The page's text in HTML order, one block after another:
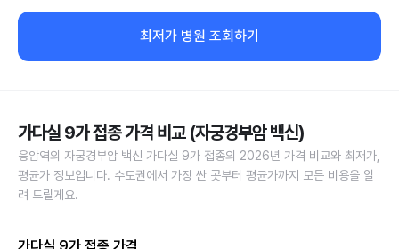
최저가 병원 조회하기
가다실 9가 접종 가격 비교 (자궁경부암 백신)
응암역의 자궁경부암 백신 가다실 9가 접종의 2026년 가격 비교와 최저가,
평균가 정보입니다. 수도권에서 가장 싼 곳부터 평균가까지 모든 비용을 알
려 드릴게요.